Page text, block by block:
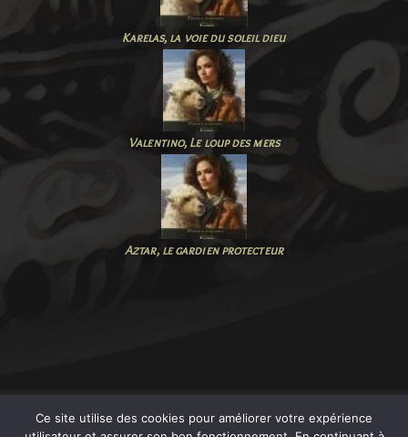
Karelas, la voie dusoleil dieu
Valentino, Le loup des mers
Aztar, legardienprotecteur
Ce site utilise des cookies pour améliorer votre expérience